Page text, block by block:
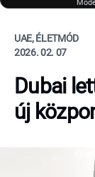
UAE, ÉLETMÓD
2026. 02. 07
Dubai
új